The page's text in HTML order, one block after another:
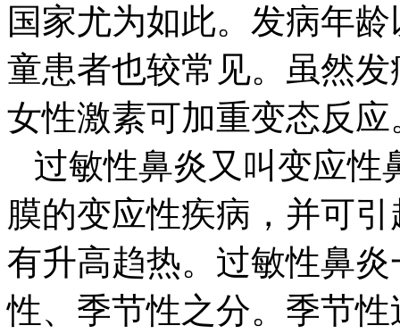
国家尤为如此。发病年
童患者也较常见。虽然
女性激素可加重变态反应
过敏性鼻炎又叫变应性
膜的变应性疾病，并可
有升高趋热。过敏性鼻
性、季节性之分。季节